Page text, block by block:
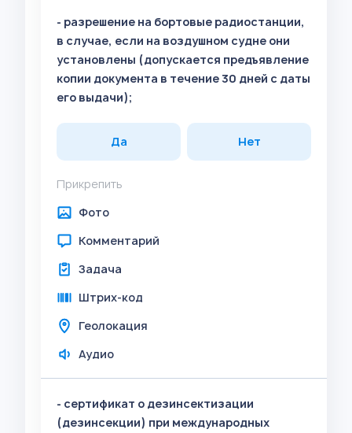
- разрешение на бортовые радиостанции,
в случае, если на воздушном судне они
установлены (допускается предъявление
копии документа в течение 30 дней с даты
его выдачи);
Да Нет
Прикрепить
Фото
Комментарий
Задача
Штрих-код
Геолокация
Аудио
- сертификат о дезинсектизации
(дезинсекции) при международных